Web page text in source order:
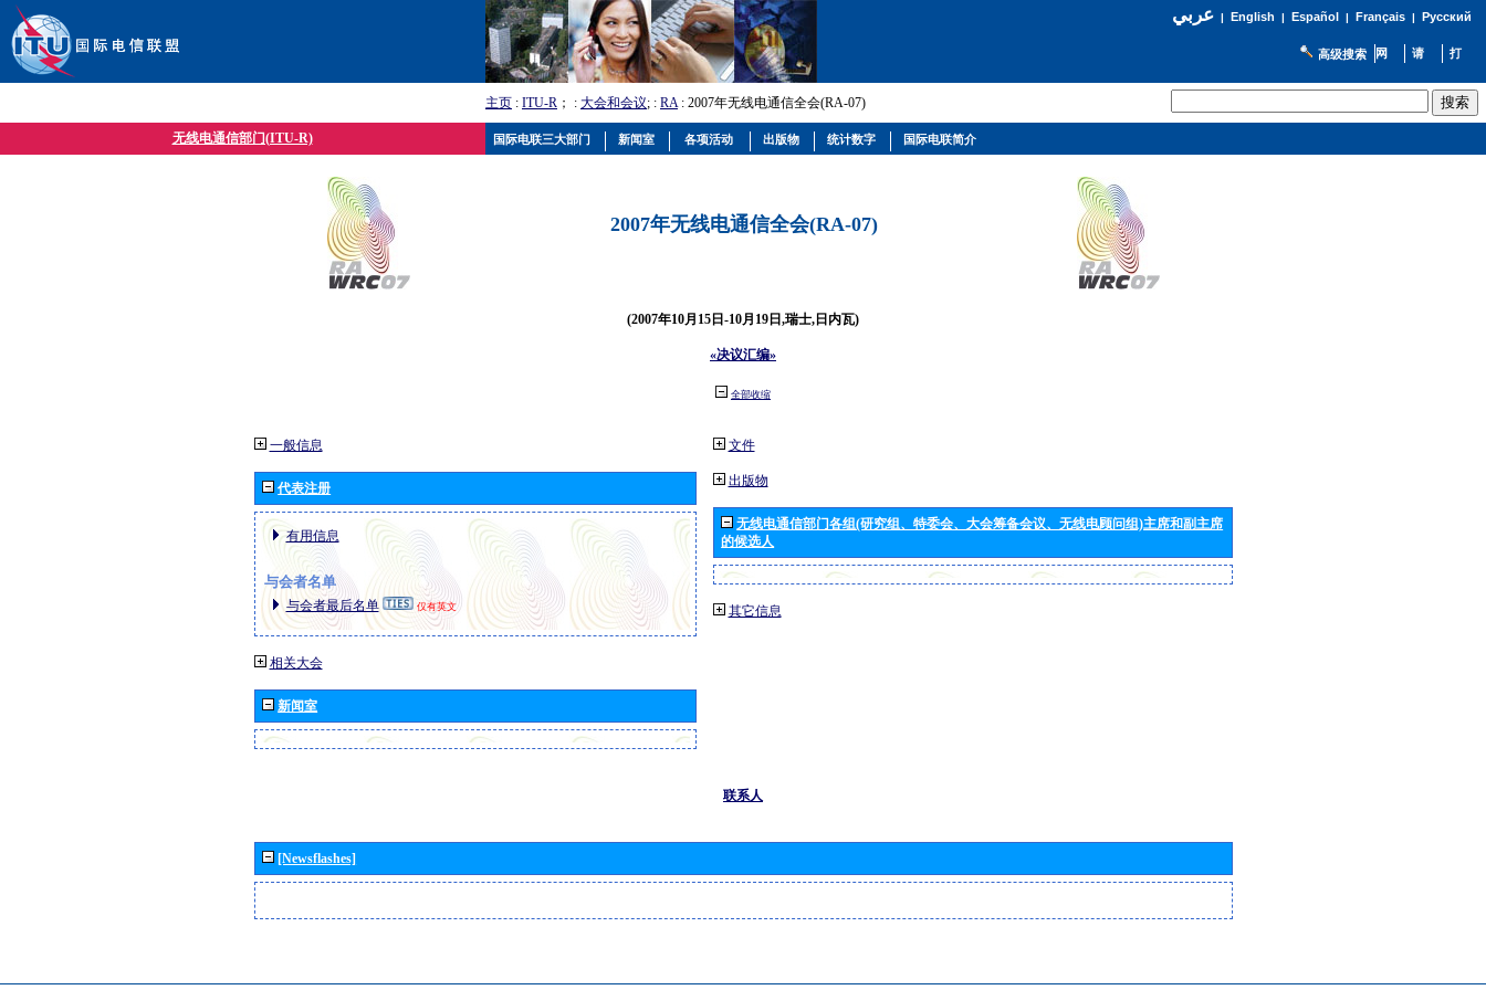
عربي| English | Español | Français| Русский
高级搜索
主页 : ITU-R ； : 大会和会议; : RA: 2007年无线电通信全会(RA-07)
无线电通信部门(ITU-R)
2007年无线电通信全会(RA-07)
(2007年10月15日-10月19日,瑞士,日内瓦)
«决议汇编»
全部收缩
一般信息
代表注册
有用信息
与会者名单
与会者最后名单 仅有英文
相关大会
新闻室
文件
出版物
无线电通信部门各组(研究组、特委会、大会筹备会议、无线电顾问组)主席和副主席
的候选人
其它信息
联系人
[Newsflashes]
国际电联三大部门 新闻室 各项活动 出版物 统计数字 国际电联简介